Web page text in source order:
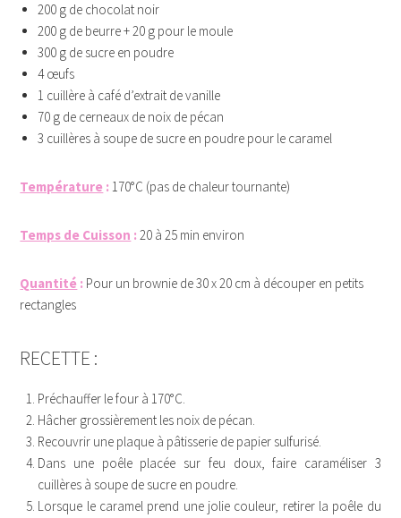
200 g de chocolat noir
200 g de beurre + 20 g pour le moule
300 g de sucre en poudre
4 œufs
1 cuillère à café d’extrait de vanille
70 g de cerneaux de noix de pécan
3 cuillères à soupe de sucre en poudre pour le caramel
Température : 170°C (pas de chaleur tournante)
Temps de Cuisson : 20 à 25 min environ
Quantité : Pour un brownie de 30 x 20 cm à découper en petits
rectangles
RECETTE :
Préchauffer le four à 170°C.
Hâcher grossièrement les noix de pécan.
Recouvrir une plaque à pâtisserie de papier sulfurisé.
Dans une poêle placée sur feu doux, faire caraméliser 3
cuillères à soupe de sucre en poudre.
Lorsque le caramel prend une jolie couleur, retirer la poêle du